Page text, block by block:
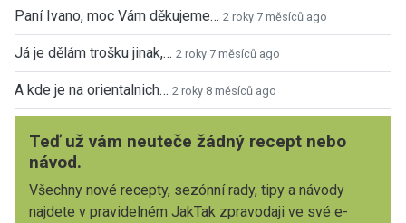
Paní Ivano, moc Vám děkujeme… 2 roky 7 měsíců ago
Já je dělám trošku jinak,… 2 roky 7 měsíců ago
A kde je na orientalnich… 2 roky 8 měsíců ago
Teď už vám neuteče žádný recept nebo
návod.
Všechny nové recepty, sezónní rady, tipy a návody
najdete v pravidelném JakTak zpravodaji ve své e-